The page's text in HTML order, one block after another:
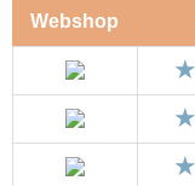
Webshop